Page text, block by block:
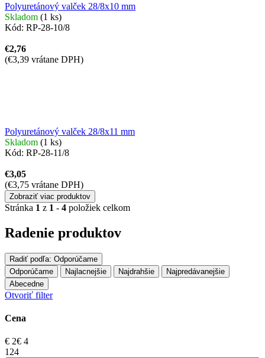
Polyuretánový valček 28/8x10 mm
Skladom (1 ks)
Kód: RP-28-10/8
€2,76
(€3,39 vrátane DPH)
Polyuretánový valček 28/8x11 mm
Skladom (1 ks)
Kód: RP-28-11/8
€3,05
(€3,75 vrátane DPH)
Zobraziť viac produktov
Stránka 1 z 1 - 4 položiek celkom
Radenie produktov
Radiť podľa: Odporúčame
Odporúčame
Najlacnejšie Najdrahšie
Najpredávanejšie
Abecedne
Otvoriť filter
Cena
€ 2€ 4
1 24